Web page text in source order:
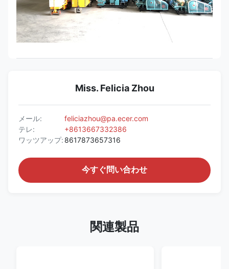
Miss. Felicia Zhou
メール:
feliciazhou@pa.ecer.com
テレ:
+8613667332386
ワッツアップ: 8617873657316
今すぐ問い合わせ
関連製品